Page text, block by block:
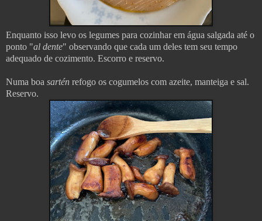
Enquanto isso levo os legumes para cozinhar em água salgada até o
ponto "al dente" observando que cada um deles tem seu tempo
adequado de cozimento. Escorro e reservo.
Numa boa sartén refogo os cogumelos com azeite, manteiga e sal.
Reservo.